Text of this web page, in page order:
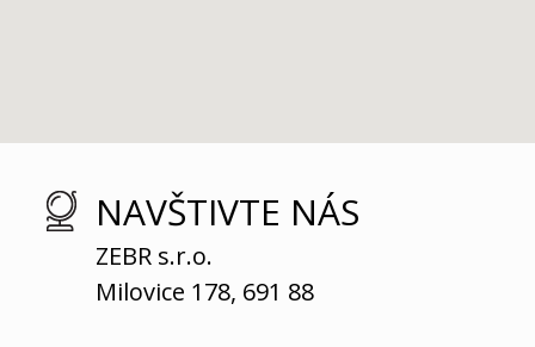
NAVŠTIVTE NÁS
ZEBR s.r.o.
Milovice 178, 691 88